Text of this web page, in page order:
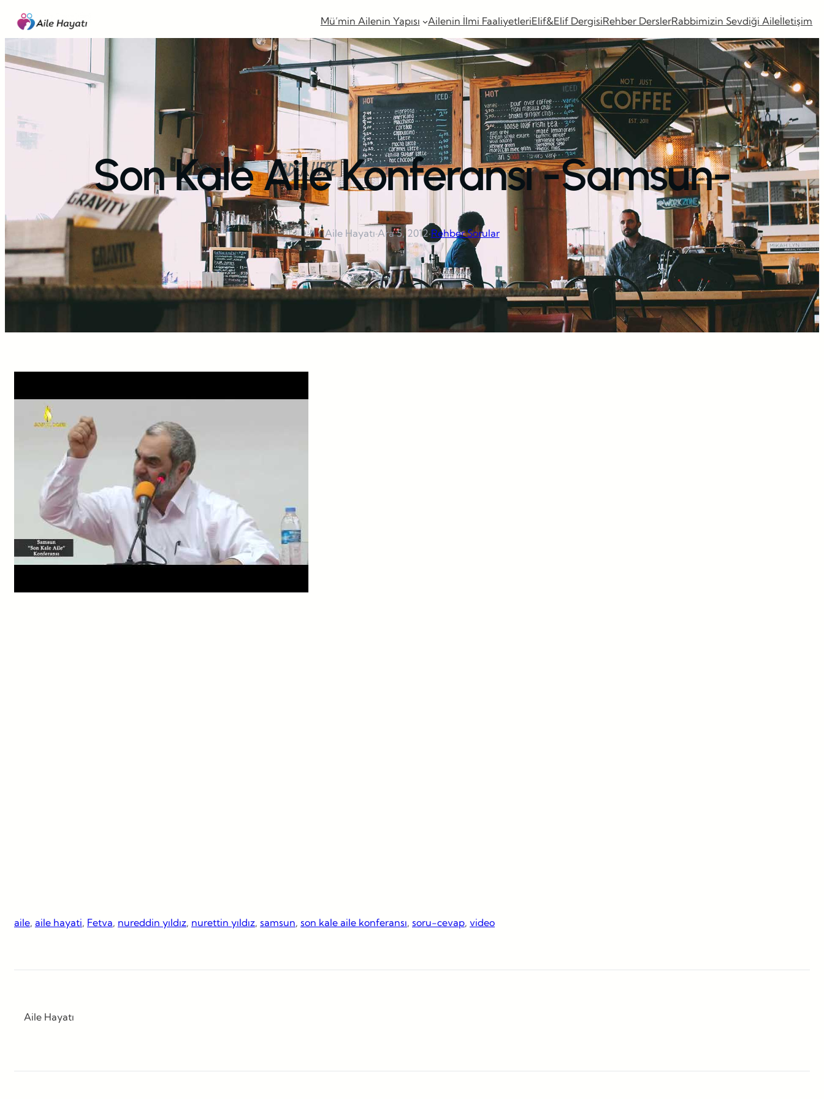
İçeriğe
geç
Mü’min Ailenin Yapısı Ailenin İlmi FaaliyetleriElif&Elif DergisiRehber DerslerRabbimizin Sevdiği Aileİletişim
Son Kale Aile Konferansı -Samsun-
Aile Hayatı·Ara 5, 2012·Rehber Sorular
aile, aile hayati, Fetva, nureddin yıldız, nurettin yıldız, samsun, son kale aile konferansı, soru-cevap, video
Aile Hayatı